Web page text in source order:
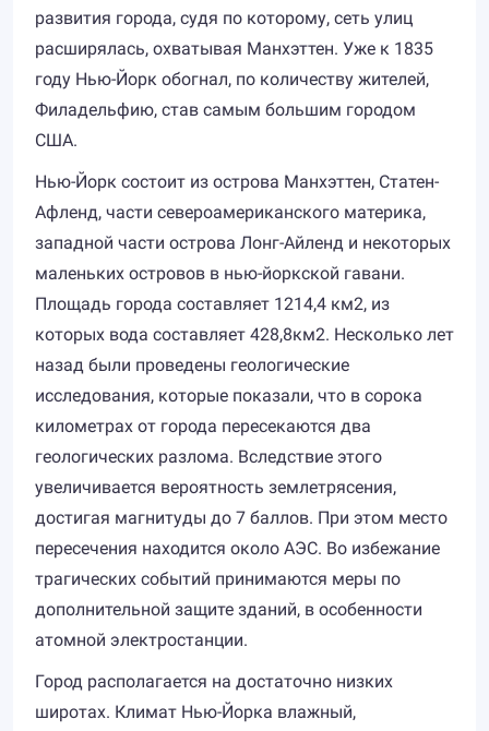
развития города, судя по которому, сеть улиц
расширялась, охватывая Манхэттен. Уже к 1835
году Нью-Йорк обогнал, по количеству жителей,
Филадельфию, став самым большим городом
США.
Нью-Йорк состоит из острова Манхэттен, Статен-
Афленд, части североамериканского материка,
западной части острова Лонг-Айленд и некоторых
маленьких островов в нью-йоркской гавани.
Площадь города составляет 1214,4 км2, из
которых вода составляет 428,8км2. Несколько лет
назад были проведены геологические
исследования, которые показали, что в сорока
километрах от города пересекаются два
геологических разлома. Вследствие этого
увеличивается вероятность землетрясения,
достигая магнитуды до 7 баллов. При этом место
пересечения находится около АЭС. Во избежание
трагических событий принимаются меры по
дополнительной защите зданий, в особенности
атомной электростанции.
Город располагается на достаточно низких
широтах. Климат Нью-Йорка влажный,